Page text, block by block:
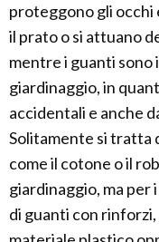
proteggono gli occhi
il prato o si attuano
mentre i guanti sono
giardinaggio, in
accidentali e anche
Solitamente si tratta
come il cotone o il
giardinaggio, ma per
di guanti con